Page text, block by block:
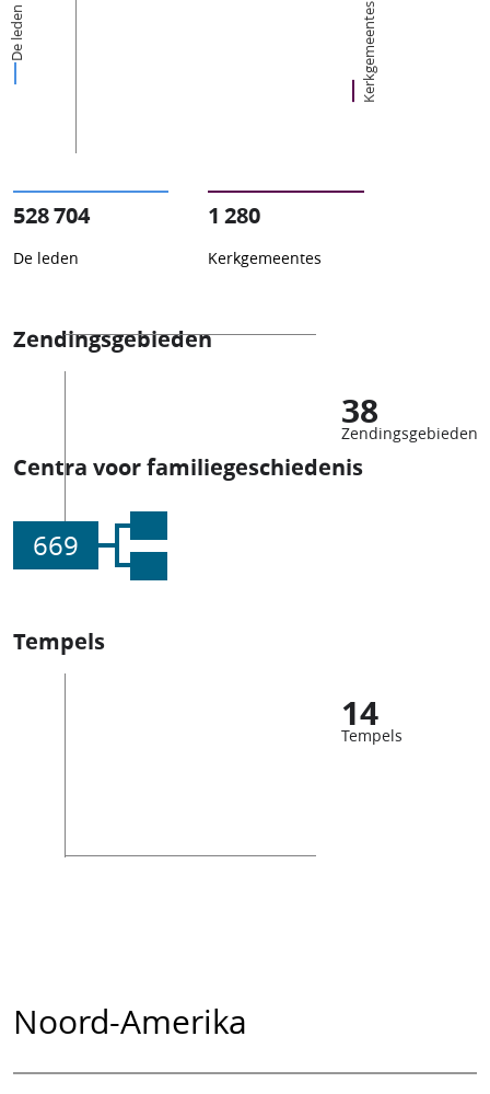
De leden Kerkgemeentes
528 704
De leden
1 280
Kerkgemeentes
Zendingsgebieden
38
Zendingsgebieden
Centra voor familiegeschiedenis
669
Tempels
14
Tempels
Noord-Amerika